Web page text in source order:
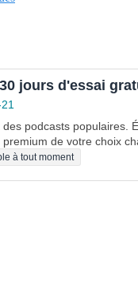
jours d'essai
podcasts populaires.
de votre choix
à tout moment